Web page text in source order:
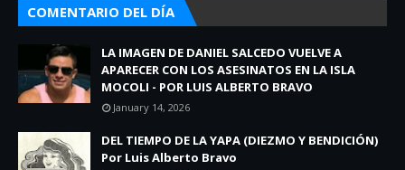
COMENTARIO DEL DÍA
LA IMAGEN DE DANIEL SALCEDO VUELVE A
APARECER CON LOS ASESINATOS EN LA ISLA
MOCOLI - POR LUIS ALBERTO BRAVO
January 14, 2026
DEL TIEMPO DE LA YAPA (DIEZMO Y BENDICIÓN)
Por Luis Alberto Bravo